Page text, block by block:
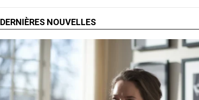
DERNIÈRES NOUVELLES